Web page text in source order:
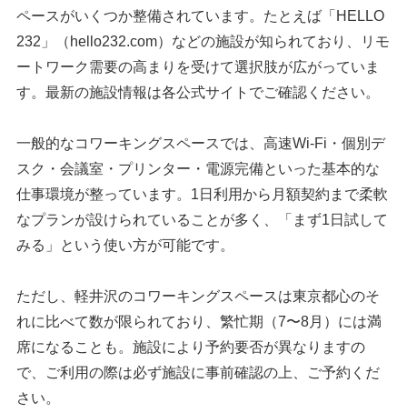
ペースがいくつか整備されています。たとえば「HELLO
232」（ hello232.com）などの施設が知られており、リモ
ートワーク需要の高まりを受けて選択肢が広がっていま
す。最新の施設情報は各公式サイトでご確認ください。
一般的なコワーキングスペースでは、高速Wi-Fi・個別デ
スク・会議室・プリンター・電源完備といった基本的な
仕事環境が整っています。1日利用から月額契約まで柔軟
なプランが設けられていることが多く、「まず1日試して
みる」という使い方が可能です。
ただし、軽井沢のコワーキングスペースは東京都心のそ
れに比べて数が限られており、繁忙期（7〜8月）には満
席になることも。施設により予約要否が異なりますの
で、ご利用の際は必ず施設に事前確認の上、ご予約くだ
さい。